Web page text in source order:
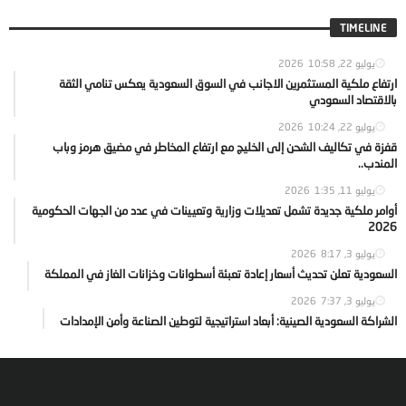
TIMELINE
يوليو 22, 2026 10:58
ارتفاع ملكية المستثمرين الاجانب في السوق السعودية يعكس تنامي الثقة
بالاقتصاد السعودي
يوليو 22, 2026 10:24
قفزة في تكاليف الشحن إلى الخليج مع ارتفاع المخاطر في مضيق هرمز وباب
المندب..
يوليو 11, 2026 1:35
أوامر ملكية جديدة تشمل تعديلات وزارية وتعيينات في عدد من الجهات الحكومية
2026
يوليو 3, 2026 8:17
السعودية تعلن تحديث أسعار إعادة تعبئة أسطوانات وخزانات الغاز في المملكة
يوليو 3, 2026 7:37
الشراكة السعودية الصينية: أبعاد استراتيجية لتوطين الصناعة وأمن الإمدادات